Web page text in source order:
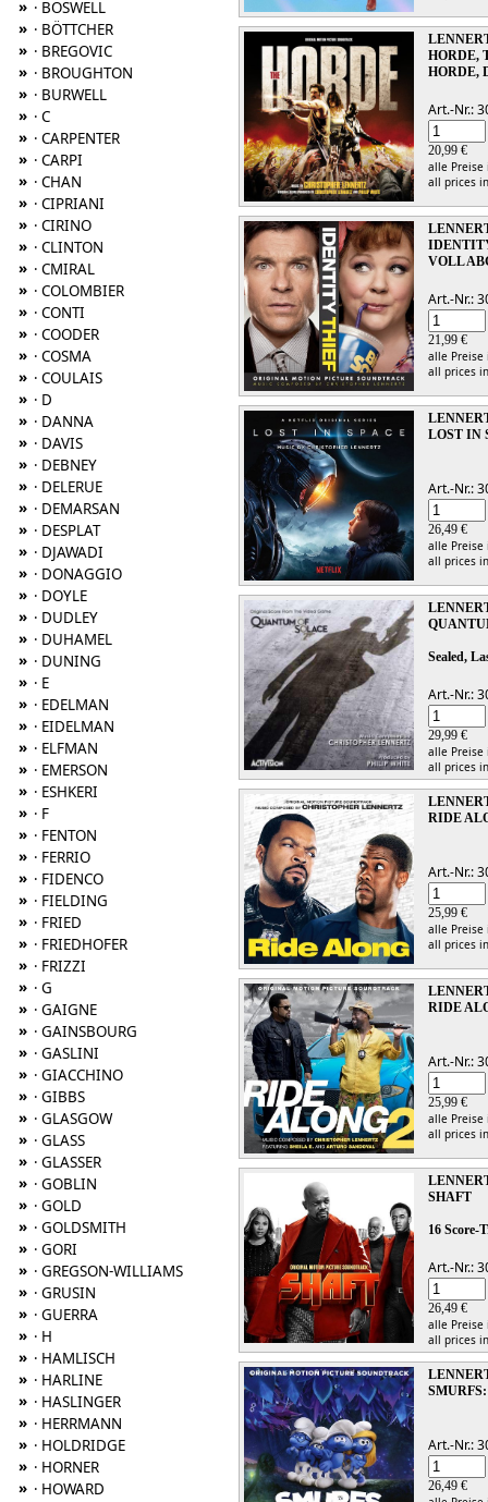
» · BOSWELL
» · BÖTTCHER
» · BREGOVIC
» · BROUGHTON
» · BURWELL
» · C
» · CARPENTER
» · CARPI
» · CHAN
» · CIPRIANI
» · CIRINO
» · CLINTON
» · CMIRAL
» · COLOMBIER
» · CONTI
» · COODER
» · COSMA
» · COULAIS
» · D
» · DANNA
» · DAVIS
» · DEBNEY
» · DELERUE
» · DEMARSAN
» · DESPLAT
» · DJAWADI
» · DONAGGIO
» · DOYLE
» · DUDLEY
» · DUHAMEL
» · DUNING
» · E
» · EDELMAN
» · EIDELMAN
» · ELFMAN
» · EMERSON
» · ESHKERI
» · F
» · FENTON
» · FERRIO
» · FIDENCO
» · FIELDING
» · FRIED
» · FRIEDHOFER
» · FRIZZI
» · G
» · GAIGNE
» · GAINSBOURG
» · GASLINI
» · GIACCHINO
» · GIBBS
» · GLASGOW
» · GLASS
» · GLASSER
» · GOBLIN
» · GOLD
» · GOLDSMITH
» · GORI
» · GREGSON-WILLIAMS
» · GRUSIN
» · GUERRA
» · H
» · HAMLISCH
» · HARLINE
» · HASLINGER
» · HERRMANN
» · HOLDRIDGE
» · HORNER
» · HOWARD
HORDE,
HORDE,
Art.-Nr.:
20,99 €
alle
all prices
VOLL
Art.-Nr.:
21,99 €
alle
all prices
LOST IN
Art.-Nr.:
26,49 €
alle
all prices
Sealed,
Art.-Nr.:
29,99 €
alle
all prices
RIDE
Art.-Nr.:
25,99 €
alle
all prices
RIDE
Art.-Nr.:
25,99 €
alle
all prices
SHAFT
16 Score-
Art.-Nr.:
26,49 €
alle
all prices
Art.-Nr.:
26,49 €